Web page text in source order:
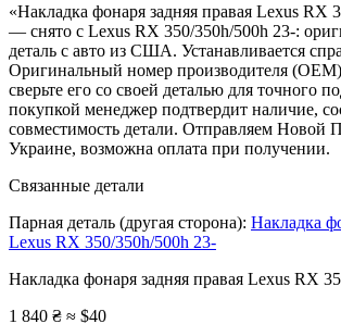
«Накладка фонаря задняя правая Lexus RX
— снято с Lexus RX 350/350h/500h 23-:
деталь с авто из США. Устанавливается
Оригинальный номер производителя
сверьте его со своей деталью для точного
покупкой менеджер подтвердит наличие,
совместимость детали. Отправляем Новой
Украине, возможна оплата при получении.
Связанные детали
Парная деталь (другая сторона): Накладка
Lexus RX 350/350h/500h 23-
Накладка фонаря задняя правая Lexus RX
1 840 ₴ ≈ $40